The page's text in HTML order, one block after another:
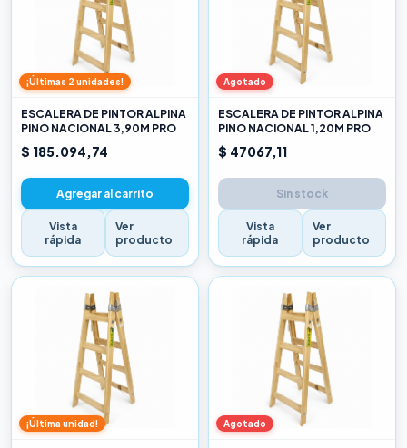
¡Últimas 2 unidades!
ESCALERA DE PINTOR ALPINA
PINO NACIONAL 3,90M PRO
$ 185.094,74
Agregar al carrito
Vista
rápida
Ver
producto
Agotado
ESCALERA DE PINTOR ALPINA
PINO NACIONAL 1,20M PRO
$ 47067,11
Sin stock
Vista
rápida
Ver
producto
¡Última unidad! Agotado